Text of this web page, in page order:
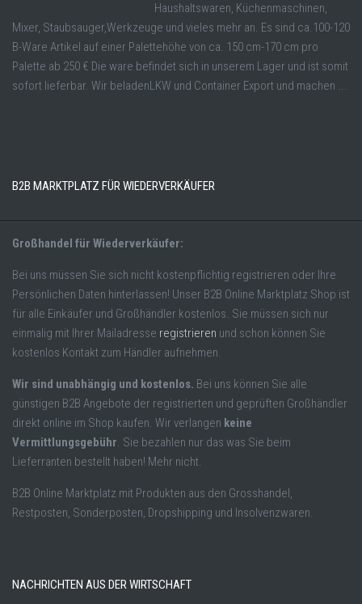
Haushaltswaren, Küchenmaschinen,
Mixer, Staubsauger,Werkzeuge und vieles mehr an. Es sind ca.100-120
B-Ware Artikel auf einer Palettehöhe von ca. 150 cm-170 cm pro
Palette ab 250 € Die ware befindet sich in unserem Lager und ist somit
sofort lieferbar. Wir beladenLKW und Container Export und machen ...
B2B MARKTPLATZ FÜR WIEDERVERKÄUFER
Großhandel für Wiederverkäufer:
Bei uns müssen Sie sich nicht kostenpflichtig registrieren oder Ihre
Persönlichen Daten hinterlassen! Unser B2B Online Marktplatz Shop ist
für alle Einkäufer und Großhändler kostenlos. Sie müssen sich nur
einmalig mit Ihrer Mailadresse registrieren und schon können Sie
kostenlos Kontakt zum Händler aufnehmen.
Wir sind unabhängig und kostenlos. Bei uns können Sie alle
günstigen B2B Angebote der registrierten und geprüften Großhändler
direkt online im Shop kaufen. Wir verlangen keine
Vermittlungsgebühr. Sie bezahlen nur das was Sie beim
Lieferranten bestellt haben! Mehr nicht.
B2B Online Marktplatz mit Produkten aus den Grosshandel,
Restposten, Sonderposten, Dropshipping und Insolvenzwaren.
NACHRICHTEN AUS DER WIRTSCHAFT